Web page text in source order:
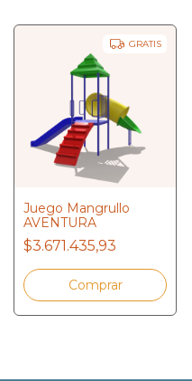
GRATIS
Juego Mangrullo
AVENTURA
$3.671.435,93